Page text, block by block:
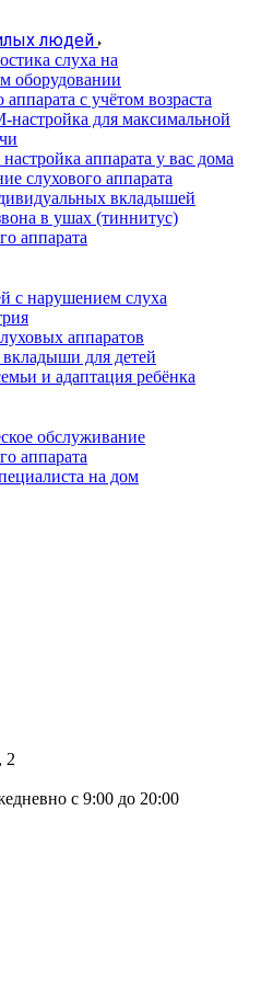
людей
слуха на
оборудовании
с учётом возраста
настройка для максимальной
аппарата у вас дома
слухового аппарата
вкладышей
в ушах (тиннитус)
аппарата
с нарушением слуха
аппаратов
для детей
и адаптация ребёнка
обслуживание
аппарата
на дом
2
с 9:00 до 20:00